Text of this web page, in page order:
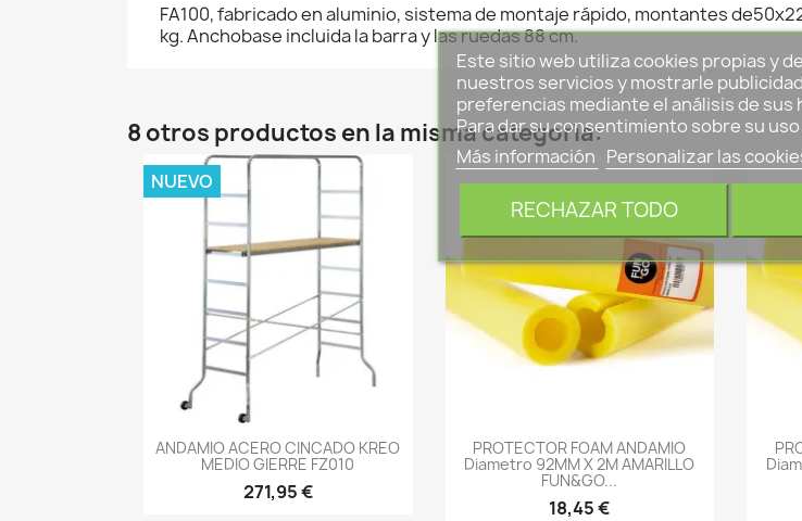
FA100, fabricado en aluminio, sistema de montaje rápido, montantes
kg. Anchobase incluida la barra y las ruedas 88 cm.
8 otros productos en la misma categoría:
-->
ANDAMIO ACERO CINCADO KREO
MEDIO GIERRE FZ010
271,95 €
NUEVO
-->
PROTECTOR FOAM ANDAMIO
Diametro 92MM X 2M AMARILLO
FUN&GO...
18,45 €
Este sitio web utiliza cookies propias y
nuestros servicios y mostrarle
preferencias mediante el análisis de sus
Para dar su consentimiento sobre su
Más información Personalizar las
RECHAZAR TODO